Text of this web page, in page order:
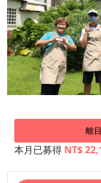
離
本月已募得 NT$